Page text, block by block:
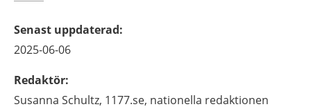
Senast uppdaterad:
2025-06-06
Redaktör:
Susanna Schultz, 1177.se, nationella redaktionen